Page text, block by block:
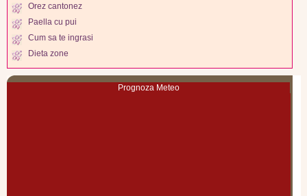
Orez cantonez
Paella cu pui
Cum sa te ingrasi
Dieta zone
Prognoza Meteo